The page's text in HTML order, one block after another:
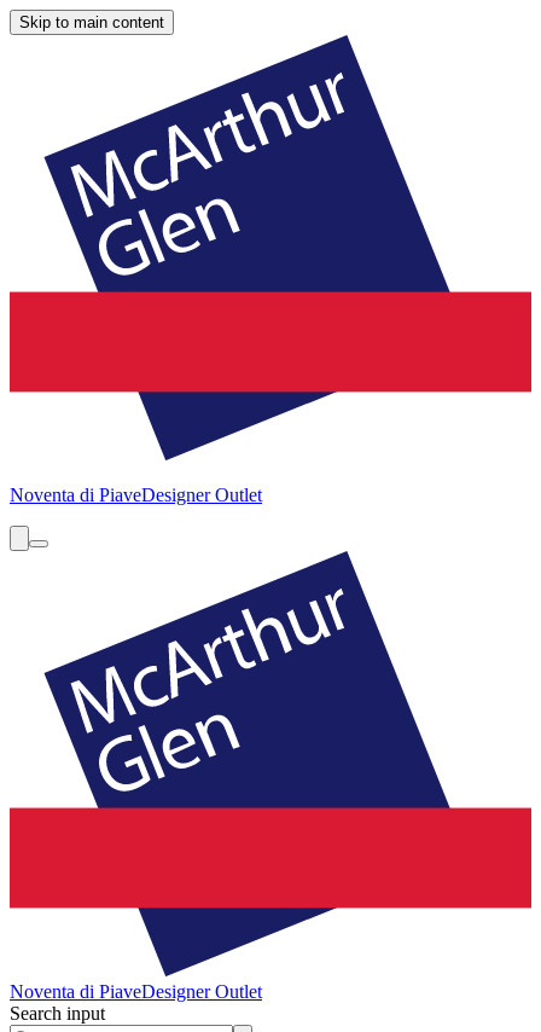
Skip to main content
Noventa di PiaveDesigner Outlet
Noventa di PiaveDesigner Outlet
Search input